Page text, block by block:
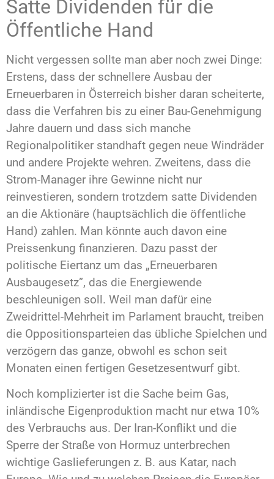
Satte Dividenden für die
Öffentliche Hand
Nicht vergessen sollte man aber noch zwei Dinge:
Erstens, dass der schnellere Ausbau der
Erneuerbaren in Österreich bisher daran scheiterte,
dass die Verfahren bis zu einer Bau-Genehmigung
Jahre dauern und dass sich manche
Regionalpolitiker standhaft gegen neue Windräder
und andere Projekte wehren. Zweitens, dass die
Strom-Manager ihre Gewinne nicht nur
reinvestieren, sondern trotzdem satte Dividenden
an die Aktionäre (hauptsächlich die öffentliche
Hand) zahlen. Man könnte auch davon eine
Preissenkung finanzieren. Dazu passt der
politische Eiertanz um das „Erneuerbaren
Ausbaugesetz”, das die Energiewende
beschleunigen soll. Weil man dafür eine
Zweidrittel-Mehrheit im Parlament braucht, treiben
die Oppositionsparteien das übliche Spielchen und
verzögern das ganze, obwohl es schon seit
Monaten einen fertigen Gesetzesentwurf gibt.
Noch komplizierter ist die Sache beim Gas,
inländische Eigenproduktion macht nur etwa 10%
des Verbrauchs aus. Der Iran-Konflikt und die
Sperre der Straße von Hormuz unterbrechen
wichtige Gaslieferungen z. B. aus Katar, nach